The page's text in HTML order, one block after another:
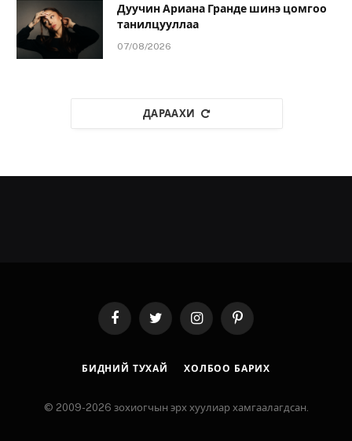
Дуучин Ариана Гранде шинэ цомгоо
танилцууллаа
07/08/2026
ДАРААХИ
FacebookTwitter InstagramPinterest
БИДНИЙ ТУХАЙ ХОЛБОО БАРИХ
© 2009-2026 зохиогчын эрх хуулиар хамгаалагдсан.